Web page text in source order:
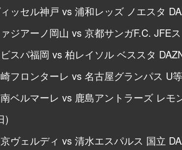
ッセル神戸 vs 浦和レッズ ノエスタ
ジアーノ岡山 vs 京都サンガF.C. JFE
スパ福岡 vs 柏レイソル ベススタ
フロンターレ vs 名古屋グランパス U
ベルマーレ vs 鹿島アントラーズ レモ
)
ヴェルディ vs 清水エスパルス 国立